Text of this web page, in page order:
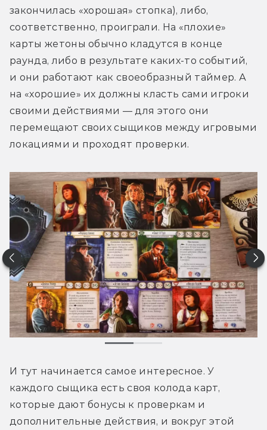
закончилась «хорошая» стопка), либо,
соответственно, проиграли. На «плохие»
карты жетоны обычно кладутся в конце
раунда, либо в результате каких-то событий,
и они работают как своеобразный таймер. А
на «хорошие» их должны класть сами игроки
своими действиями — для этого они
перемещают своих сыщиков между игровыми
локациями и проходят проверки.
И тут начинается самое интересное. У
каждого сыщика есть своя колода карт,
которые дают бонусы к проверкам и
дополнительные действия, и вокруг этой